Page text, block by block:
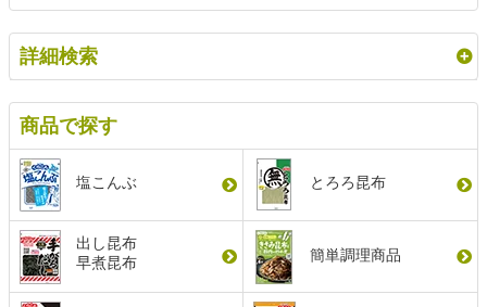
詳細検索
商品で探す
塩こんぶ とろろ昆布
出し昆布
早煮昆布
簡単調理商品